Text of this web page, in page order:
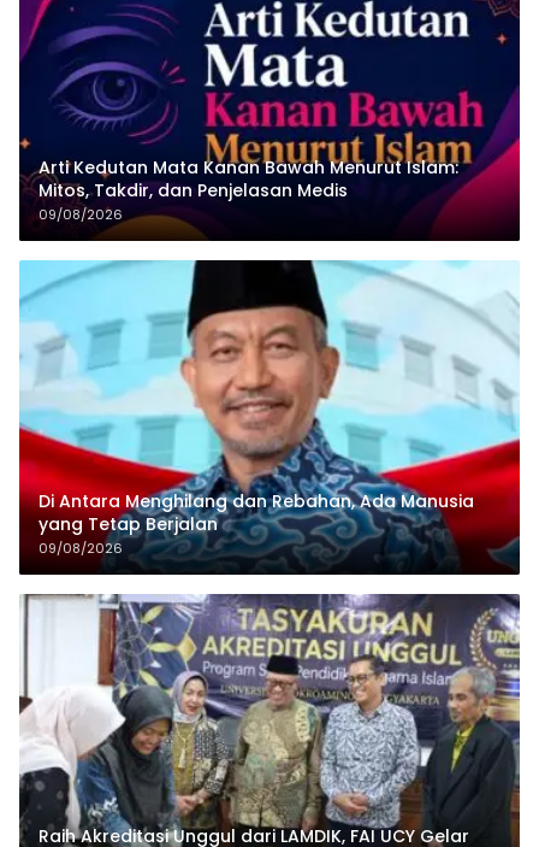
Arti Kedutan Mata Kanan Bawah Menurut Islam:
Mitos, Takdir, dan Penjelasan Medis
09/08/2026
Di Antara Menghilang dan Rebahan, Ada Manusia
yang Tetap Berjalan
09/08/2026
Raih Akreditasi Unggul dari LAMDIK, FAI UCY Gelar